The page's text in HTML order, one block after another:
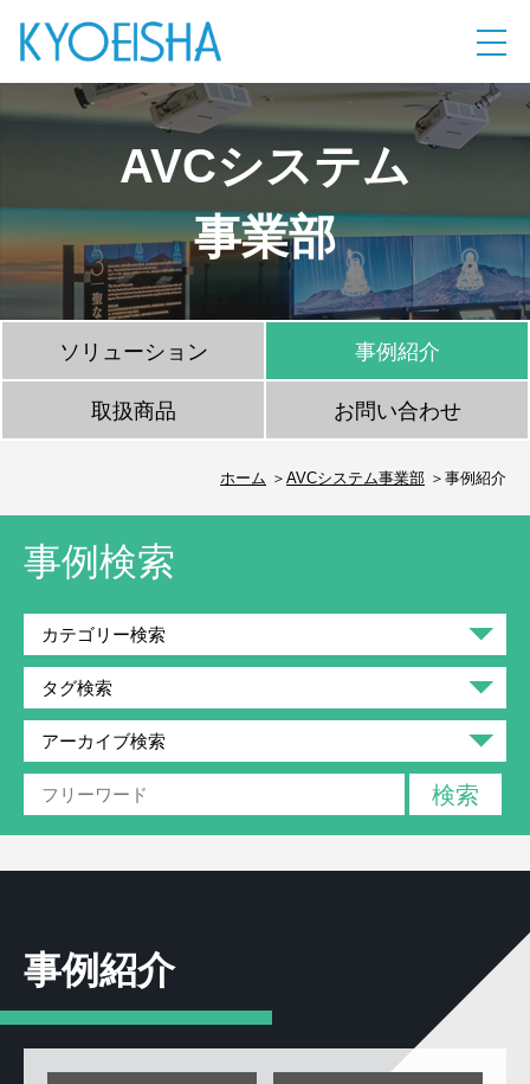
AVCシステム
事業部
ソリューション 事例紹介
取扱商品 お問い合わせ
ホーム AVCシステム事業部 事例紹介
事例検索
事例紹介